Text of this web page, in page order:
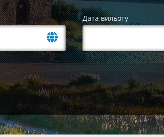
Дата вильоту